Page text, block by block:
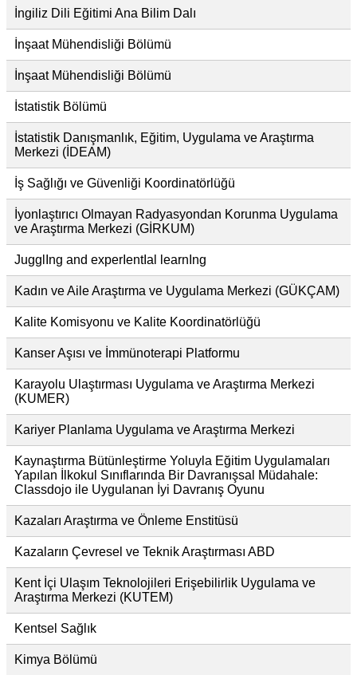
İngiliz Dili Eğitimi Ana Bilim Dalı
İnşaat Mühendisliği Bölümü
İnşaat Mühendisliği Bölümü
İstatistik Bölümü
İstatistik Danışmanlık, Eğitim, Uygulama ve Araştırma
Merkezi (İDEAM)
İş Sağlığı ve Güvenliği Koordinatörlüğü
İyonlaştırıcı Olmayan Radyasyondan Korunma Uygulama
ve Araştırma Merkezi (GİRKUM)
JugglIng and experIentIal learnIng
Kadın ve Aile Araştırma ve Uygulama Merkezi (GÜKÇAM)
Kalite Komisyonu ve Kalite Koordinatörlüğü
Kanser Aşısı ve İmmünoterapi Platformu
Karayolu Ulaştırması Uygulama ve Araştırma Merkezi
(KUMER)
Kariyer Planlama Uygulama ve Araştırma Merkezi
Kaynaştırma Bütünleştirme Yoluyla Eğitim Uygulamaları
Yapılan İlkokul Sınıflarında Bir Davranışsal Müdahale:
Classdojo ile Uygulanan İyi Davranış Oyunu
Kazaları Araştırma ve Önleme Enstitüsü
Kazaların Çevresel ve Teknik Araştırması ABD
Kent İçi Ulaşım Teknolojileri Erişebilirlik Uygulama ve
Araştırma Merkezi (KUTEM)
Kentsel Sağlık
Kimya Bölümü